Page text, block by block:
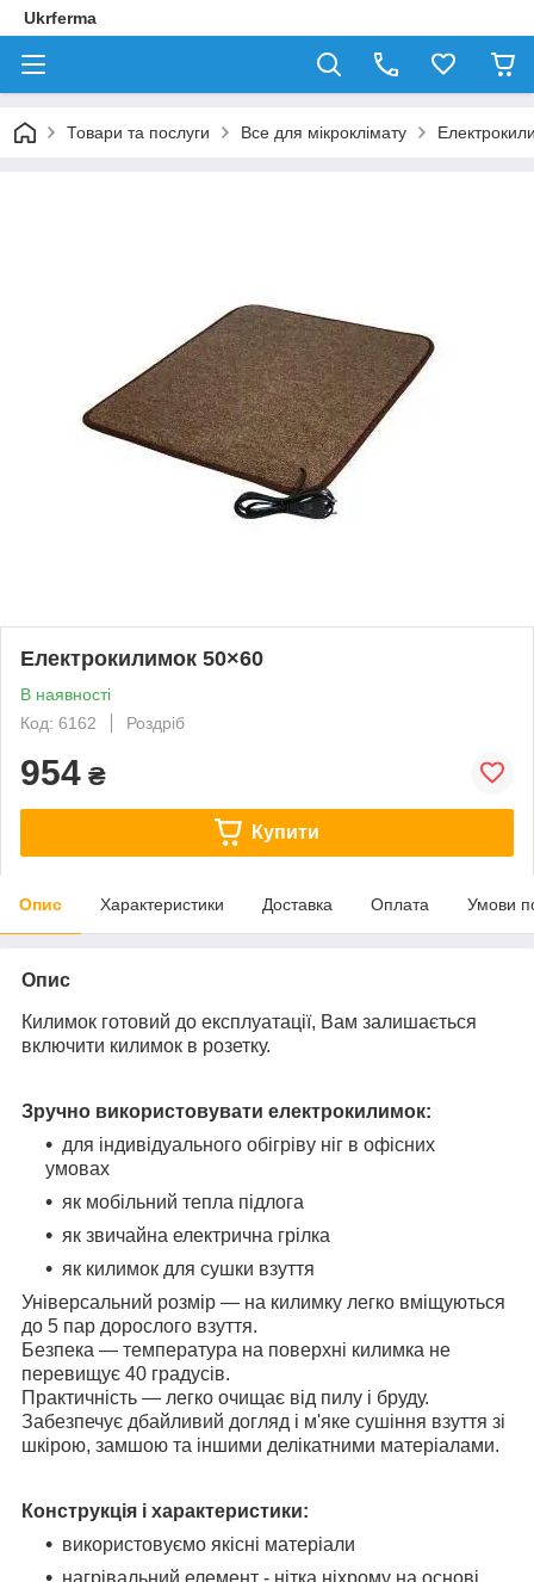
Ukrferma
Товари та послуги Все для мікроклімату
Електрокилимок 50×60
В наявності
Код: 6162
Роздріб
954 ₴
Купити
Опис Характеристики Доставка Оплата Умови
Опис
Килимок готовий до експлуатації, Вам залишається
включити килимок в розетку.
Зручно використовувати електрокилимок:
для індивідуального обігріву ніг в офісних
умовах
як мобільний тепла підлога
як звичайна електрична грілка
як килимок для сушки взуття
Універсальний розмір — на килимку легко вміщуються
до 5 пар дорослого взуття.
Безпека — температура на поверхні килимка не
перевищує 40 градусів.
Практичність — легко очищає від пилу і бруду.
Забезпечує дбайливий догляд і м'яке сушіння взуття зі
шкірою, замшою та іншими делікатними матеріалами.
Конструкція і характеристики:
використовуємо якісні матеріали
нагрівальний елемент - нітка ніхрому на основі